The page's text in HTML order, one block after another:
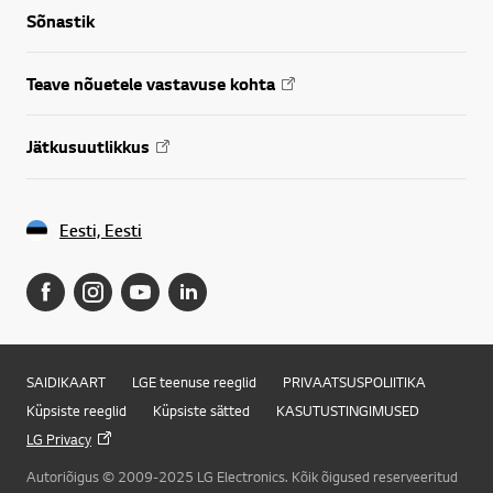
Sõnastik
Teave nõuetele vastavuse kohta
Jätkusuutlikkus
Eesti, Eesti
SAIDIKAART LGE teenuse reeglid
PRIVAATSUSPOLIITIKA
Küpsiste reeglid
Küpsiste sätted
KASUTUSTINGIMUSED
LG Privacy
Autoriõigus © 2009-2025 LG Electronics. Kõik õigused reserveeritud